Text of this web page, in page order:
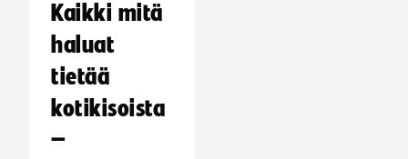
Kaikki mitä
haluat
tietää
kotikisoista
–